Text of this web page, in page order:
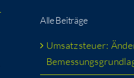
Alle Bei­trä­ge
Umsatz­steu­er: